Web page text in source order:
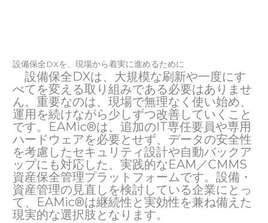
設備保全DXを、現場から着実に進めるために
設備保全DXは、大規模な刷新や一度にす
べてを変える取り組みである必要はありませ
ん。重要なのは、現場で無理なく使い始め、
運用を続けながら少しずつ改善していくこと
です。EAMic®は、追加のIT専任要員や専用
ハードウェアを必要とせず、データの安全性
を考慮したセキュリティ設計や自動バックア
ップにも対応した、実践的なEAM／CMMS
資産保全管理プラットフォームです。設備・
資産管理の見直しを検討している企業にとっ
て、EAMic®は継続性と実効性を兼ね備えた
現実的な選択肢となります。